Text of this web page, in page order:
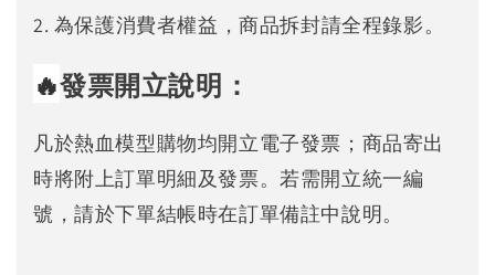
2. 為保護消費者權益，商品拆封請全程錄影。
🔥發票開立說明：
凡於熱血模型購物均開立電子發票；商品寄出
時將附上訂單明細及發票。若需開立統一編
號，請於下單結帳時在訂單備註中說明。